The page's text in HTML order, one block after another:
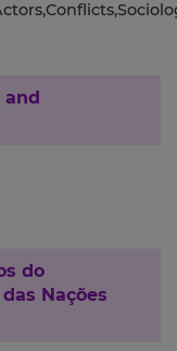
and
do
Nações